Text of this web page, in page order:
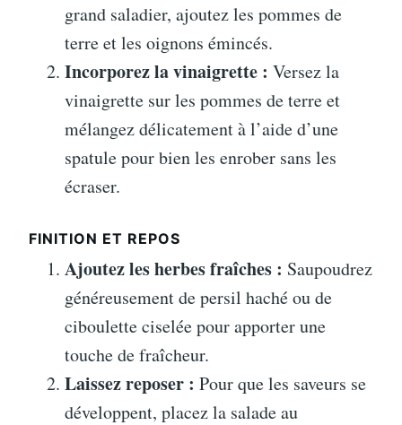
grand saladier, ajoutez les pommes de
terre et les oignons émincés.
Incorporez la vinaigrette : Versez la
vinaigrette sur les pommes de terre et
mélangez délicatement à l’aide d’une
spatule pour bien les enrober sans les
écraser.
FINITION ET REPOS
Ajoutez les herbes fraîches : Saupoudrez
généreusement de persil haché ou de
ciboulette ciselée pour apporter une
touche de fraîcheur.
Laissez reposer : Pour que les saveurs se
développent, placez la salade au